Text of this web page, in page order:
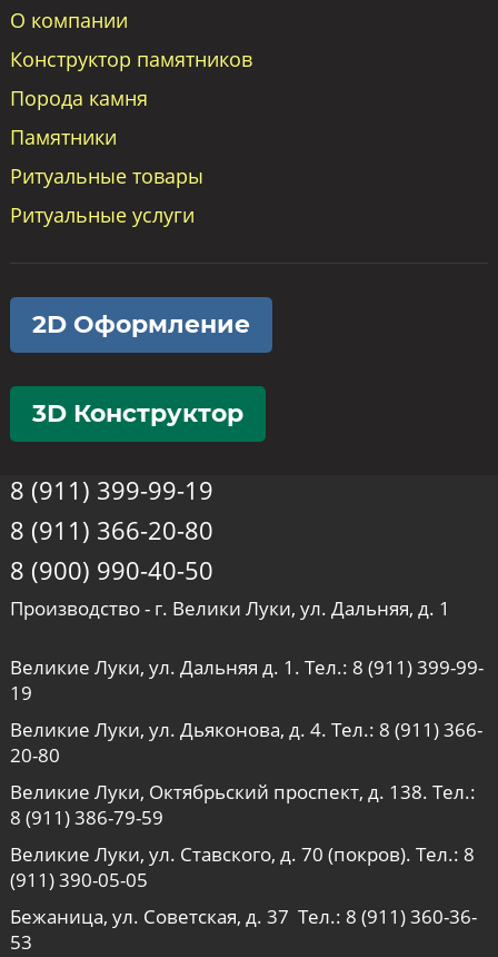
О компании
Конструктор памятников
Порода камня
Памятники
Ритуальные товары
Ритуальные услуги
2D Оформление
3D Конструктор
8 (911) 399-99-19
8 (911) 366-20-80
8 (900) 990-40-50
Производство - г. Велики Луки, ул. Дальняя, д. 1
Великие Луки, ул. Дальняя д. 1. Тел.: 8 (911) 399-99-
19
Великие Луки, ул. Дьяконова, д. 4. Тел.: 8 (911) 366-
20-80
Великие Луки, Октябрьский проспект, д. 138. Тел.:
8 (911) 386-79-59
Великие Луки, ул. Ставского, д. 70 (покров). Тел.: 8
(911) 390-05-05
Бежаница, ул. Советская, д. 37 Тел.: 8 (911) 360-36-
53